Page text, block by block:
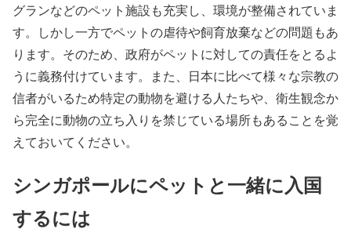
グランなどのペット施設も充実し、環境が整備されていま
す。しかし一方でペットの虐待や飼育放棄などの問題もあ
ります。そのため、政府がペットに対しての責任をとるよ
うに義務付けています。また、日本に比べて様々な宗教の
信者がいるため特定の動物を避ける人たちや、衛生観念か
ら完全に動物の立ち入りを禁じている場所もあることを覚
えておいてください。
シンガポールにペットと一緒に入国
するには